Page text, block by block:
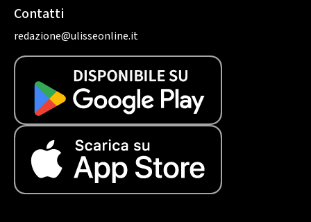
Contatti
redazione@ulisseonline.it